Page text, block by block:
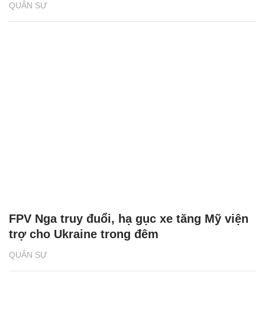
QUÂN SỰ
QUÂN SỰ
FPV Nga truy đuổi, hạ gục xe tăng Mỹ viện
trợ cho Ukraine trong đêm